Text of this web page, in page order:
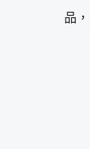
品